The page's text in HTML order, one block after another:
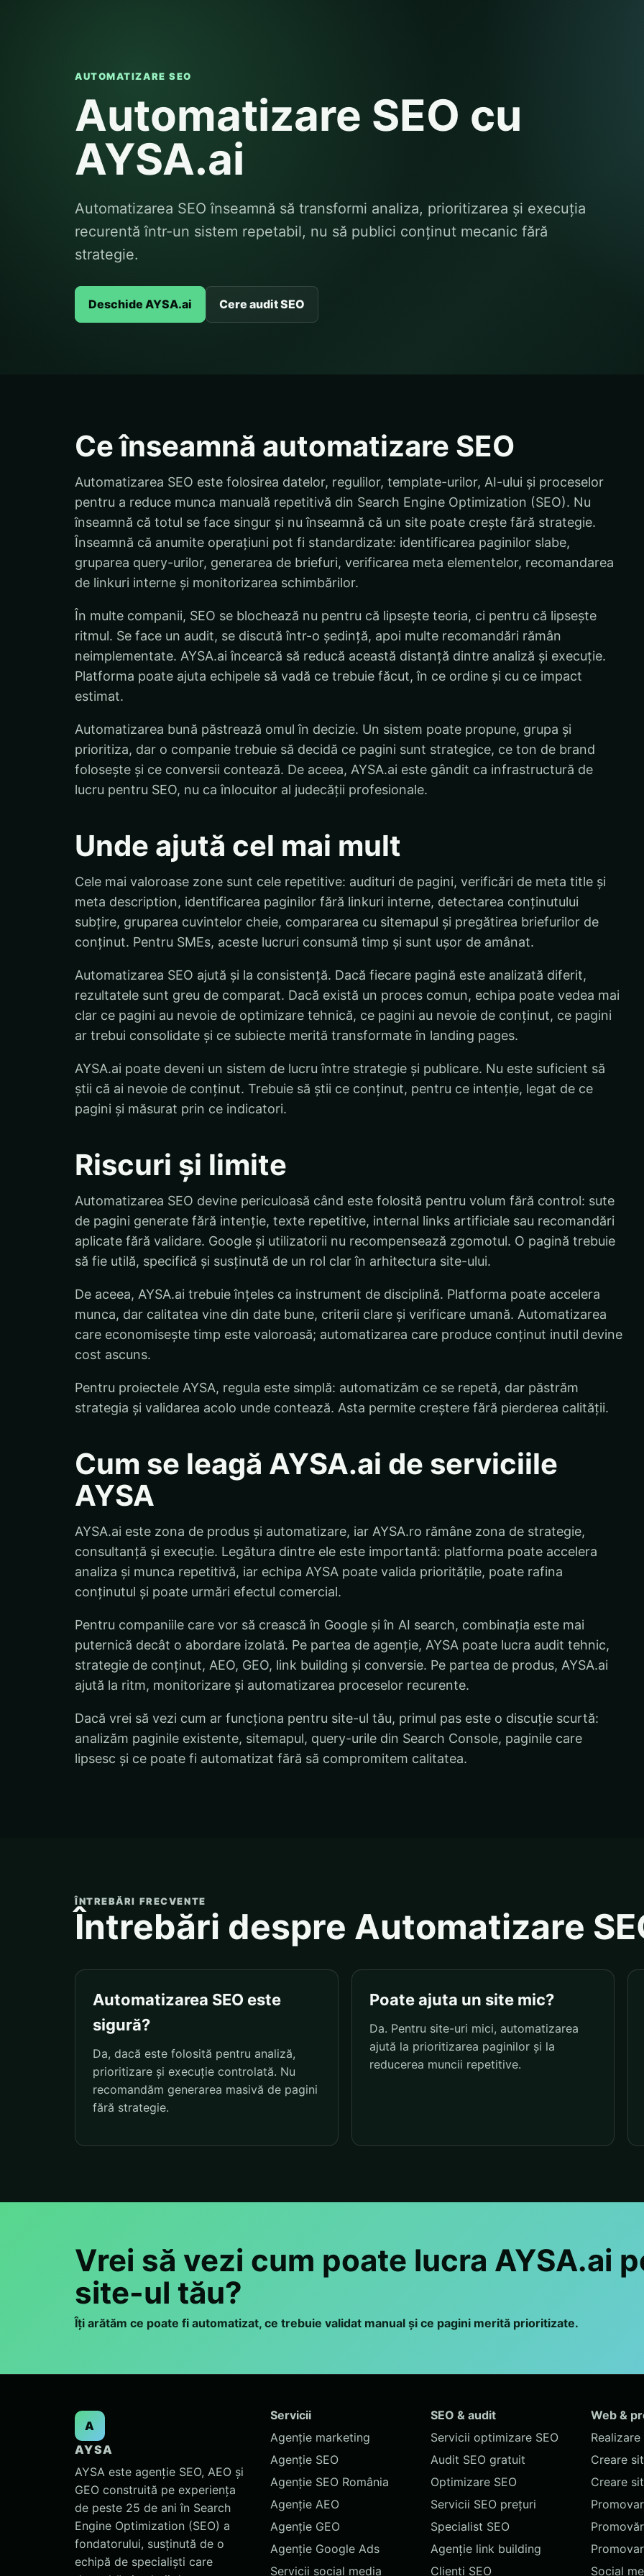
AUTOMATIZARE SEO
Automatizare SEO cu
AYSA.ai
Automatizarea SEO înseamnă să transformi analiza, prioritizarea și execuția
recurentă într-un sistem repetabil, nu să publici conținut mecanic fără
strategie.
Deschide AYSA.ai Cere audit SEO
Ce înseamnă automatizare SEO
Automatizarea SEO este folosirea datelor, regulilor, template-urilor, AI-ului și proceselor
pentru a reduce munca manuală repetitivă din Search Engine Optimization (SEO). Nu
înseamnă că totul se face singur și nu înseamnă că un site poate crește fără strategie.
Înseamnă că anumite operațiuni pot fi standardizate: identificarea paginilor slabe,
gruparea query-urilor, generarea de briefuri, verificarea meta elementelor, recomandarea
de linkuri interne și monitorizarea schimbărilor.
În multe companii, SEO se blochează nu pentru că lipsește teoria, ci pentru că lipsește
ritmul. Se face un audit, se discută într-o ședință, apoi multe recomandări rămân
neimplementate. AYSA.ai încearcă să reducă această distanță dintre analiză și execuție.
Platforma poate ajuta echipele să vadă ce trebuie făcut, în ce ordine și cu ce impact
estimat.
Automatizarea bună păstrează omul în decizie. Un sistem poate propune, grupa și
prioritiza, dar o companie trebuie să decidă ce pagini sunt strategice, ce ton de brand
folosește și ce conversii contează. De aceea, AYSA.ai este gândit ca infrastructură de
lucru pentru SEO, nu ca înlocuitor al judecății profesionale.
Unde ajută cel mai mult
Cele mai valoroase zone sunt cele repetitive: audituri de pagini, verificări de meta title și
meta description, identificarea paginilor fără linkuri interne, detectarea conținutului
subțire, gruparea cuvintelor cheie, compararea cu sitemapul și pregătirea briefurilor de
conținut. Pentru SMEs, aceste lucruri consumă timp și sunt ușor de amânat.
Automatizarea SEO ajută și la consistență. Dacă fiecare pagină este analizată diferit,
rezultatele sunt greu de comparat. Dacă există un proces comun, echipa poate vedea mai
clar ce pagini au nevoie de optimizare tehnică, ce pagini au nevoie de conținut, ce pagini
ar trebui consolidate și ce subiecte merită transformate în landing pages.
AYSA.ai poate deveni un sistem de lucru între strategie și publicare. Nu este suficient să
știi că ai nevoie de conținut. Trebuie să știi ce conținut, pentru ce intenție, legat de ce
pagini și măsurat prin ce indicatori.
Riscuri și limite
Automatizarea SEO devine periculoasă când este folosită pentru volum fără control: sute
de pagini generate fără intenție, texte repetitive, internal links artificiale sau recomandări
aplicate fără validare. Google și utilizatorii nu recompensează zgomotul. O pagină trebuie
să fie utilă, specifică și susținută de un rol clar în arhitectura site-ului.
De aceea, AYSA.ai trebuie înțeles ca instrument de disciplină. Platforma poate accelera
munca, dar calitatea vine din date bune, criterii clare și verificare umană. Automatizarea
care economisește timp este valoroasă; automatizarea care produce conținut inutil devine
cost ascuns.
Pentru proiectele AYSA, regula este simplă: automatizăm ce se repetă, dar păstrăm
strategia și validarea acolo unde contează. Asta permite creștere fără pierderea calității.
Cum se leagă AYSA.ai de serviciile
AYSA
AYSA.ai este zona de produs și automatizare, iar AYSA.ro rămâne zona de strategie,
consultanță și execuție. Legătura dintre ele este importantă: platforma poate accelera
analiza și munca repetitivă, iar echipa AYSA poate valida prioritățile, poate rafina
conținutul și poate urmări efectul comercial.
Pentru companiile care vor să crească în Google și în AI search, combinația este mai
puternică decât o abordare izolată. Pe partea de agenție, AYSA poate lucra audit tehnic,
strategie de conținut, AEO, GEO, link building și conversie. Pe partea de produs, AYSA.ai
ajută la ritm, monitorizare și automatizarea proceselor recurente.
Dacă vrei să vezi cum ar funcționa pentru site-ul tău, primul pas este o discuție scurtă:
analizăm paginile existente, sitemapul, query-urile din Search Console, paginile care
lipsesc și ce poate fi automatizat fără să compromitem calitatea.
ÎNTREBĂRI FRECVENTE
Întrebări despre Automatizare
Automatizarea SEO este
sigură?
Da, dacă este folosită pentru analiză,
prioritizare și execuție controlată. Nu
recomandăm generarea masivă de pagini
fără strategie.
Poate ajuta un site mic?
Da. Pentru site-uri mici, automatizarea
ajută la prioritizarea paginilor și la
reducerea muncii repetitive.
Vrei să vezi cum poate lucra AYSA.ai
site-ul tău?
Îți arătăm ce poate fi automatizat, ce trebuie validat manual și ce pagini merită prioritizate.
A
AYSA
AYSA este agenție SEO, AEO și
GEO construită pe experiența
de peste 25 de ani în Search
Engine Optimization (SEO) a
fondatorului, susținută de o
echipă de specialiști care
Servicii
Agenție marketing
Agenție SEO
Agenție SEO România
Agenție AEO
Agenție GEO
Agenție Google Ads
Servicii social media
SEO & audit
Servicii optimizare SEO
Audit SEO gratuit
Optimizare SEO
Servicii SEO prețuri
Specialist SEO
Agenție link building
Clienți SEO
Web &
Creare
Creare
Social